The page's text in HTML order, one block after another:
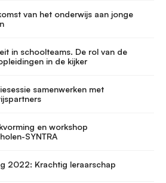
van het onderwijs aan jonge
in schoolteams. De rol van de
in de kijker
samenwerken met
en workshop
SYNTRA
2022: Krachtig leraarschap